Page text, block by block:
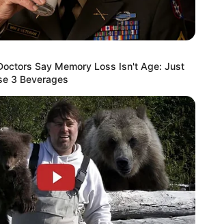
Say Memory Loss Isn't Age: Just
3 Beverages